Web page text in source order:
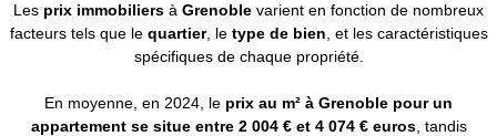
Les prix immobiliers à Grenoble varient en fonction de nombreux
facteurs tels que le quartier, le type de bien , et les caractéristiques
spécifiques de chaque propriété.
En moyenne, en 2024, le prix au m² à Grenoble pour un
appartement se situe entre 2 004 € et 4 074 € euros, tandis